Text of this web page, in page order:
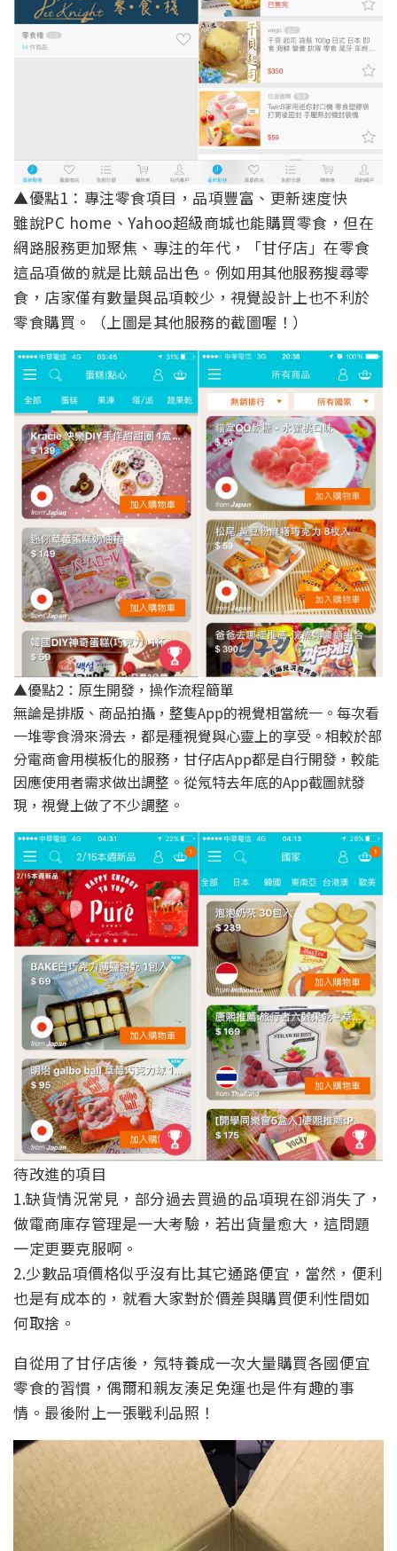
▲優點1：專注零食項目，品項豐富、更新速度快
雖說PC home、Yahoo超級商城也能購買零食，但在
網路服務更加聚焦、專注的年代，「甘仔店」在零食
這品項做的就是比競品出色。例如用其他服務搜尋零
食，店家僅有數量與品項較少，視覺設計上也不利於
零食購買。（上圖是其他服務的截圖喔！）
▲優點2：原生開發，操作流程簡單
無論是排版、商品拍攝，整隻App的視覺相當統一。每次看
一堆零食滑來滑去，都是種視覺與心靈上的享受。相較於部
分電商會用模板化的服務，甘仔店App都是自行開發，較能
因應使用者需求做出調整。從氖特去年底的App截圖就發
現，視覺上做了不少調整。
待改進的項目
1.缺貨情況常見，部分過去買過的品項現在卻消失了，
做電商庫存管理是一大考驗，若出貨量愈大，這問題
一定更要克服啊。
2.少數品項價格似乎沒有比其它通路便宜，當然，便利
也是有成本的，就看大家對於價差與購買便利性間如
何取捨。
自從用了甘仔店後，氖特養成一次大量購買各國便宜
零食的習慣，偶爾和親友湊足免運也是件有趣的事
情。最後附上一張戰利品照！